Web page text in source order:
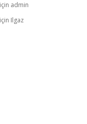
için admin
için Ilgaz